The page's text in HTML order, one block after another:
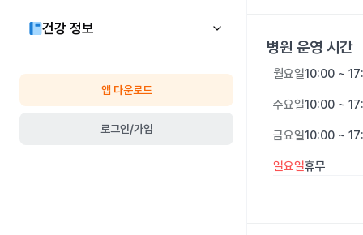
건강 정보
앱 다운로드
로그인/가입
병원 운영 시간
월요일10:00 ~
수요일10:00 ~
금요일10:00 ~
일요일휴무